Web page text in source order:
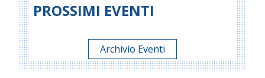
PROSSIMI EVENTI
Archivio Eventi